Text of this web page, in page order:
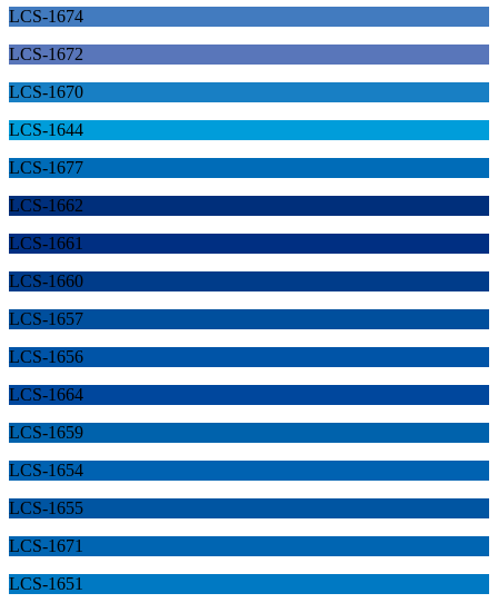
LCS-1674
LCS-1672
LCS-1670
LCS-1644
LCS-1677
LCS-1662
LCS-1661
LCS-1660
LCS-1657
LCS-1656
LCS-1664
LCS-1659
LCS-1654
LCS-1655
LCS-1671
LCS-1651